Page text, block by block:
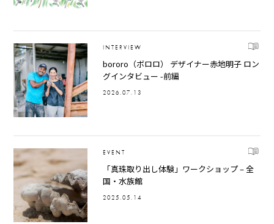
INTERVIEW
bororo（ボロロ） デザイナー赤地明子 ロン
グインタビュー -前編
2026.07.13
EVENT
「真珠取り出し体験」ワークショップ – 全
国・水族館
2025.05.14